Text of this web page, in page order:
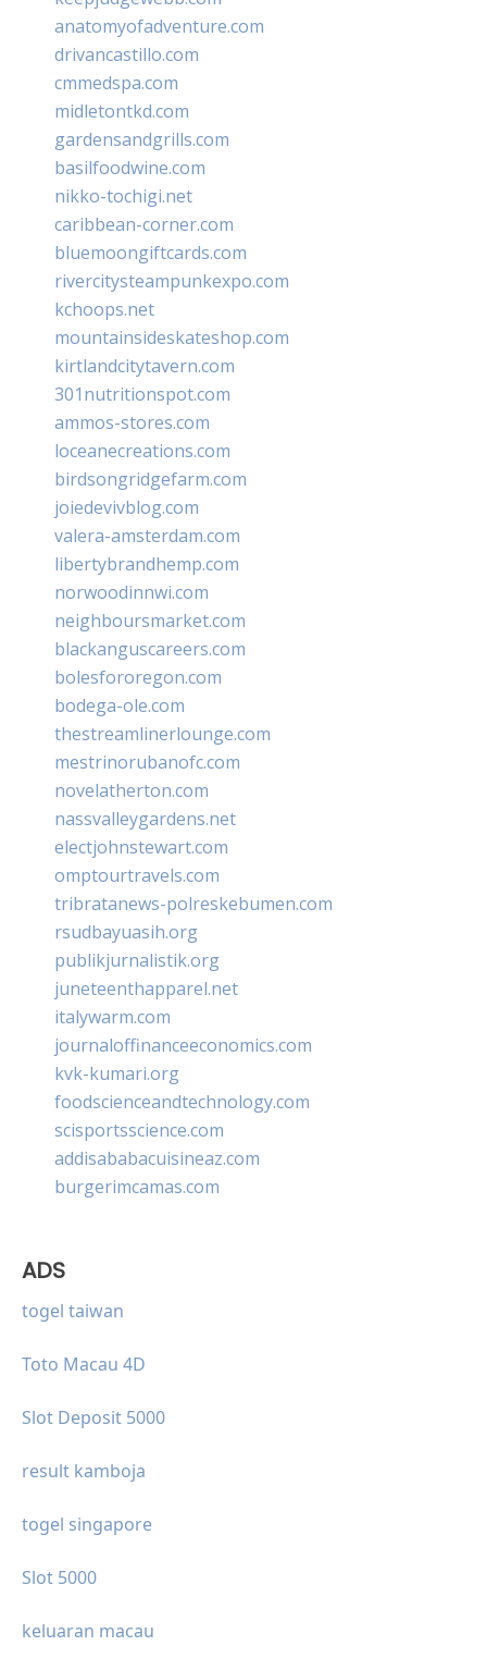
anatomyofadventure.com
drivancastillo.com
cmmedspa.com
midletontkd.com
gardensandgrills.com
basilfoodwine.com
nikko-tochigi.net
caribbean-corner.com
bluemoongiftcards.com
rivercitysteampunkexpo.com
kchoops.net
mountainsideskateshop.com
kirtlandcitytavern.com
301nutritionspot.com
ammos-stores.com
loceanecreations.com
birdsongridgefarm.com
joiedevivblog.com
valera-amsterdam.com
libertybrandhemp.com
norwoodinnwi.com
neighboursmarket.com
blackanguscareers.com
bolesfororegon.com
bodega-ole.com
thestreamlinerlounge.com
mestrinorubanofc.com
novelatherton.com
nassvalleygardens.net
electjohnstewart.com
omptourtravels.com
tribratanews-polreskebumen.com
rsudbayuasih.org
publikjurnalistik.org
juneteenthapparel.net
italywarm.com
journaloffinanceeconomics.com
kvk-kumari.org
foodscienceandtechnology.com
scisportsscience.com
addisababacuisineaz.com
burgerimcamas.com
ADS
togel taiwan
Toto Macau 4D
Slot Deposit 5000
result kamboja
togel singapore
Slot 5000
keluaran macau